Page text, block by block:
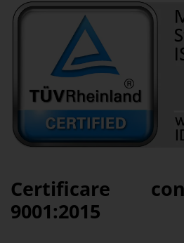
Certificare
9001:2015